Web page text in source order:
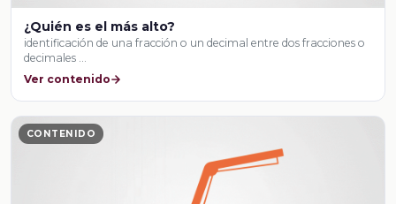
¿Quién es el más alto?
identificación de una fracción o un decimal entre dos fracciones o
decimales …
Ver contenido
CONTENIDO